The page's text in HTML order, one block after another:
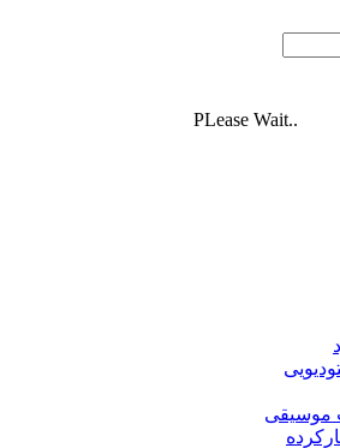
PLease Wait..
موسیقی